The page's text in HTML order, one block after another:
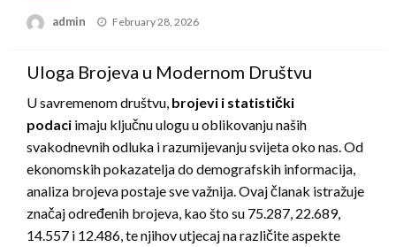
admin
Posted
February 28, 2026
Uloga Brojeva u Modernom Društvu
U savremenom društvu, brojevi i statistički
podaci imaju ključnu ulogu u oblikovanju naših
svakodnevnih odluka i razumijevanju svijeta oko nas. Od
ekonomskih pokazatelja do demografskih informacija,
analiza brojeva postaje sve važnija. Ovaj članak istražuje
značaj određenih brojeva, kao što su 75.287, 22.689,
14.557 i 12.486, te njihov utjecaj na različite aspekte